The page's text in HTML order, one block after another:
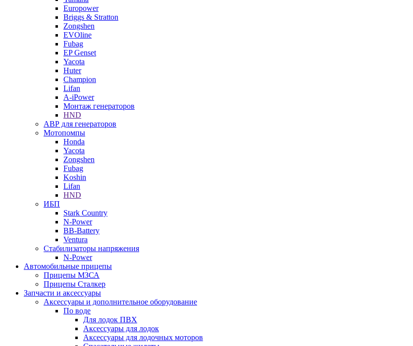
Europower
Briggs & Stratton
Zongshen
EVOline
Fubag
EP Genset
Yacota
Huter
Champion
Lifan
A-iPower
Монтаж генераторов
HND
АВР для генераторов
Мотопомпы
Honda
Yacota
Zongshen
Fubag
Koshin
Lifan
HND
ИБП
Stark Country
N-Power
BB-Battery
Ventura
Стабилизаторы напряжения
N-Power
Автомобильные прицепы
Прицепы МЗСА
Прицепы Сталкер
Запчасти и аксессуары
Аксессуары и дополнительное оборудование
По воде
Для лодок ПВХ
Аксессуары для лодок
Аксессуары для лодочных моторов